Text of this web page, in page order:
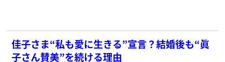
佳子さま“私も愛に生きる”宣言？結婚後も“眞
子さん賛美”を続ける理由